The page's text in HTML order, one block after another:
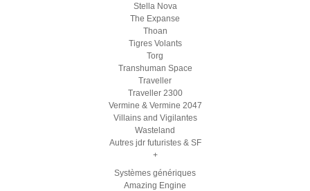
Stella Nova
The Expanse
Thoan
Tigres Volants
Torg
Transhuman Space
Traveller
Traveller 2300
Vermine & Vermine 2047
Villains and Vigilantes
Wasteland
Autres jdr futuristes & SF
+
Systèmes génériques
Amazing Engine